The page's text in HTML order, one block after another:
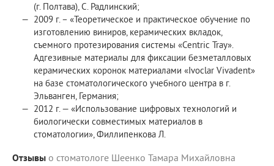
(г. Полтава), С. Радлинский;
2009 г. – «Теоретическое и практическое обучение по
изготовлению виниров, керамических вкладок,
съемного протезирования системы «Centric Tray».
Адгезивные материалы для фиксации безметалловых
керамических коронок материалами «Ivoclar Vivadent»
на базе стоматологического учебного центра в г.
Эльванген, Германия;
2012 г. — «Использование цифровых технологий и
биологически совместимых материалов в
стоматологии», Филлипенкова Л.
Отзывы о стоматологе Шеенко Тамара Михайловна